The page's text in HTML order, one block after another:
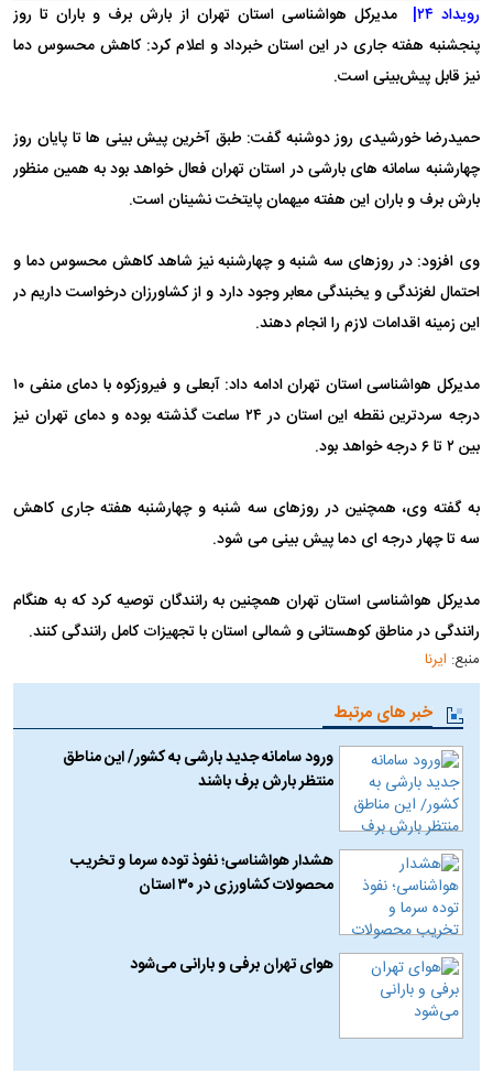
رویداد ۲۴|
مدیرکل هواشناسی استان تهران از بارش برف و باران تا روز
پنجشنبه هفته جاری در این استان خبرداد و اعلام کرد: کاهش محسوس دما
نیز قابل پیش‌بینی است.
حمیدرضا خورشیدی روز دوشنبه گفت: طبق آخرین پیش بینی ها تا پایان روز
چهارشنبه سامانه های بارشی در استان تهران فعال خواهد بود به همین منظور
بارش برف و باران این هفته میهمان پایتخت نشینان است.
وی افزود: در روزهای سه شنبه و چهارشنبه نیز شاهد کاهش محسوس دما و
احتمال لغزندگی و یخبندگی معابر وجود دارد و از کشاورزان درخواست داریم در
این زمینه اقدامات لازم را انجام دهند.
مدیرکل هواشناسی استان تهران ادامه داد: آبعلی و فیروزکوه با دمای منفی ۱۰
درجه سردترین نقطه این استان در ۲۴ ساعت گذشته بوده و دمای تهران نیز
بین ۲ تا ۶ درجه خواهد بود.
به گفته وی، همچنین در روزهای سه شنبه و چهارشنبه هفته جاری کاهش
سه تا چهار درجه ای دما پیش بینی می شود.
مدیرکل هواشناسی استان تهران همچنین به رانندگان توصیه کرد که به هنگام
رانندگی در مناطق کوهستانی و شمالی استان با تجهیزات کامل رانندگی کنند.
منبع: ایرنا
خبر های مرتبط
ورود سامانه جدید بارشی به کشور/ این مناطق
منتظر بارش برف باشند
هشدار هواشناسی؛ نفوذ توده سرما و تخریب
محصولات کشاورزی در ۳۰ استان
هوای تهران برفی و بارانی می‌شود